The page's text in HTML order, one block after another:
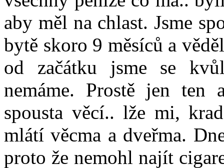
aby měl na chlast. Jsme
bytě skoro 9 měsíců a
od začátku jsme se
nemáme. Prostě jen ten
spousta věcí.. lže mi,
mlátí věcma a dveřma.
proto že nemohl najít